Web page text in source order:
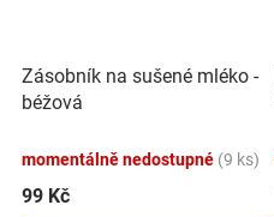
Zásobník na sušené mléko -
béžová
momentálně nedostupné (9 ks)
99 Kč